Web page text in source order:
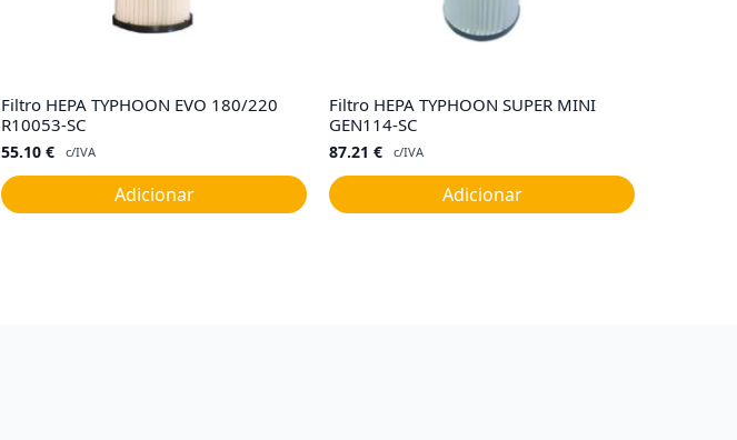
Filtro HEPA TYPHOON EVO 180/220
R10053-SC
55.10 € c/IVA
Adicionar
Filtro HEPA TYPHOON SUPER MINI
GEN114-SC
87.21 € c/IVA
Adicionar